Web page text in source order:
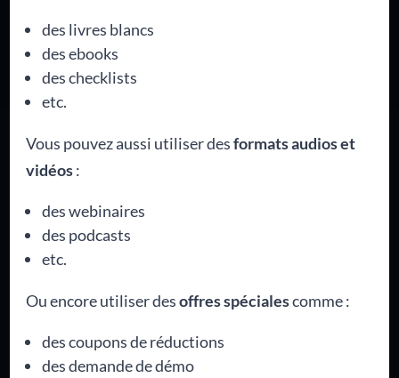
des livres blancs
des ebooks
des checklists
etc.
Vous pouvez aussi utiliser desformats audios et
vidéos:
des webinaires
des podcasts
etc.
Ou encore utiliser desoffres spécialescomme :
des coupons de réductions
des demande de démo